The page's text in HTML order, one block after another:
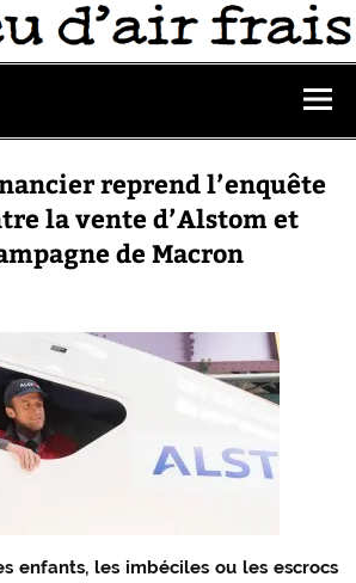
reprend l’enquête
la vente d’Alstom et
de Macron
enfants, les imbéciles ou les escrocs